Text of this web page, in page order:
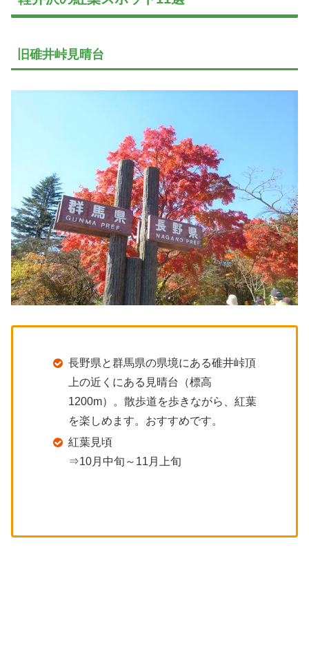
旧碓井峠見晴台
長野県と群馬県の県境にある碓井峠頂
上の近くにある見晴台（標高
1200m）。散歩道を歩きながら、紅葉
を楽しめます。おすすめです。
紅葉見頃
⇒10月中旬～11月上旬